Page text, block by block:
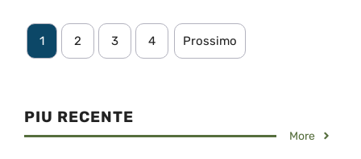
1 2 3 4 Prossimo
PIU RECENTE
More